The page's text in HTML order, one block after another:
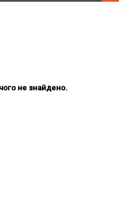
не знайдено.